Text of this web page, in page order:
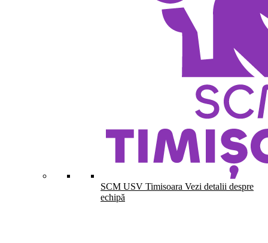
SCM USV Timisoara Vezi detalii despre
echipă